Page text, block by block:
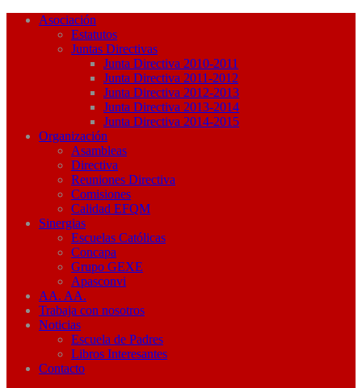
Asociación
Estatutos
Juntas Directivas
Junta Directiva 2010-2011
Junta Directiva 2011-2012
Junta Directiva 2012-2013
Junta Directiva 2013-2014
Junta Directiva 2014-2015
Organización
Asambleas
Directiva
Reuniones Directiva
Comisiones
Calidad EFQM
Sinergias
Escuelas Católicas
Concapa
Grupo GEXE
Apasconvi
AA. AA.
Trabaja con nosotros
Noticias
Escuela de Padres
Libros Interesantes
Contacto